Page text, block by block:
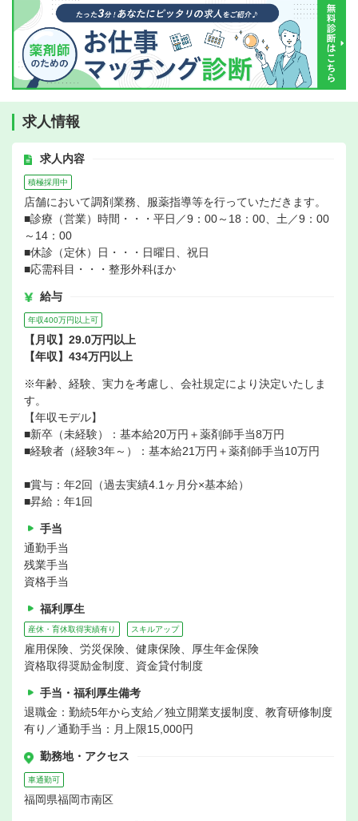
求人情報
求人内容
積極採用中
店舗において調剤業務、服薬指導等を行っていただきます。
■診療（営業）時間・・・平日／9：00～18：00、土／9：00
～14：00
■休診（定休）日・・・日曜日、祝日
■応需科目・・・整形外科ほか
給与
年収400万円以上可
【月収】29.0万円以上
【年収】434万円以上
※年齢、経験、実力を考慮し、会社規定により決定いたしま
す。
【年収モデル】
■新卒（未経験）：基本給20万円＋薬剤師手当8万円
■経験者（経験3年～）：基本給21万円＋薬剤師手当10万円
■賞与：年2回（過去実績4.1ヶ月分×基本給）
■昇給：年1回
手当
通勤手当
残業手当
資格手当
福利厚生
産休・育休取得実績有り スキルアップ
雇用保険、労災保険、健康保険、厚生年金保険
資格取得奨励金制度、資金貸付制度
手当・福利厚生備考
退職金：勤続5年から支給／独立開業支援制度、教育研修制度
有り／通勤手当：月上限15,000円
勤務地・アクセス
車通勤可
福岡県福岡市南区